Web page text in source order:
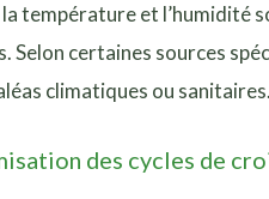
température et l’humidité
Selon certaines sources
climatiques ou
des cycles de